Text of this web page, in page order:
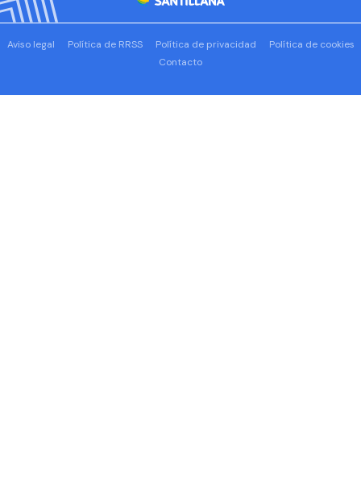
Aviso legal Política de RRSS Política de privacidad
Política de cookies
Contacto